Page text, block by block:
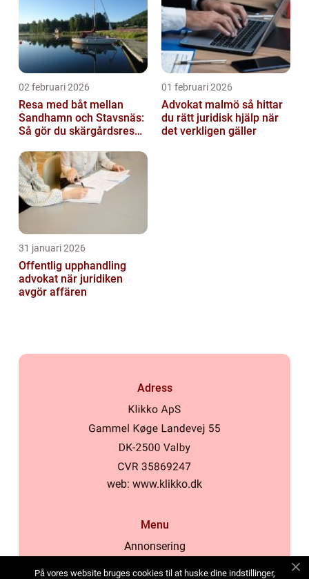
02 februari 2026
Resa med båt mellan
Sandhamn och Stavsnäs:
Så gör du skärgårdsresan
01 februari 2026
Advokat malmö så hittar
du rätt juridisk hjälp när
det verkligen gäller
31 januari 2026
Offentlig upphandling
advokat när juridiken
avgör affären
Adress
web: www.klikko.dk
Menu
Annonsering
På vores website bruges cookies til at huske dine indstillinger,